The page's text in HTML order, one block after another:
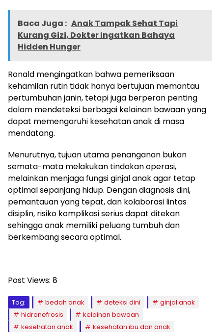
Baca Juga : Anak Tampak Sehat Tapi
Kurang Gizi, Dokter Ingatkan Bahaya
Hidden Hunger
Ronald mengingatkan bahwa pemeriksaan
kehamilan rutin tidak hanya bertujuan memantau
pertumbuhan janin, tetapi juga berperan penting
dalam mendeteksi berbagai kelainan bawaan yang
dapat memengaruhi kesehatan anak di masa
mendatang.
Menurutnya, tujuan utama penanganan bukan
semata-mata melakukan tindakan operasi,
melainkan menjaga fungsi ginjal anak agar tetap
optimal sepanjang hidup. Dengan diagnosis dini,
pemantauan yang tepat, dan kolaborasi lintas
disiplin, risiko komplikasi serius dapat ditekan
sehingga anak memiliki peluang tumbuh dan
berkembang secara optimal.
Post Views: 8
Tag: bedah anak deteksi dini
ginjal anak
hidronefrosis
kelainan bawaan
kesehatan anak
kesehatan ibu dan anak